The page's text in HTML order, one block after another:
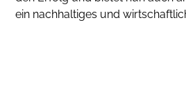
ein nachhaltiges und